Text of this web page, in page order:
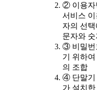
② 이용자
서비스
자의 선
문자와
③ 비밀번
기 위하
의 조합
④ 단말기
가 설치한